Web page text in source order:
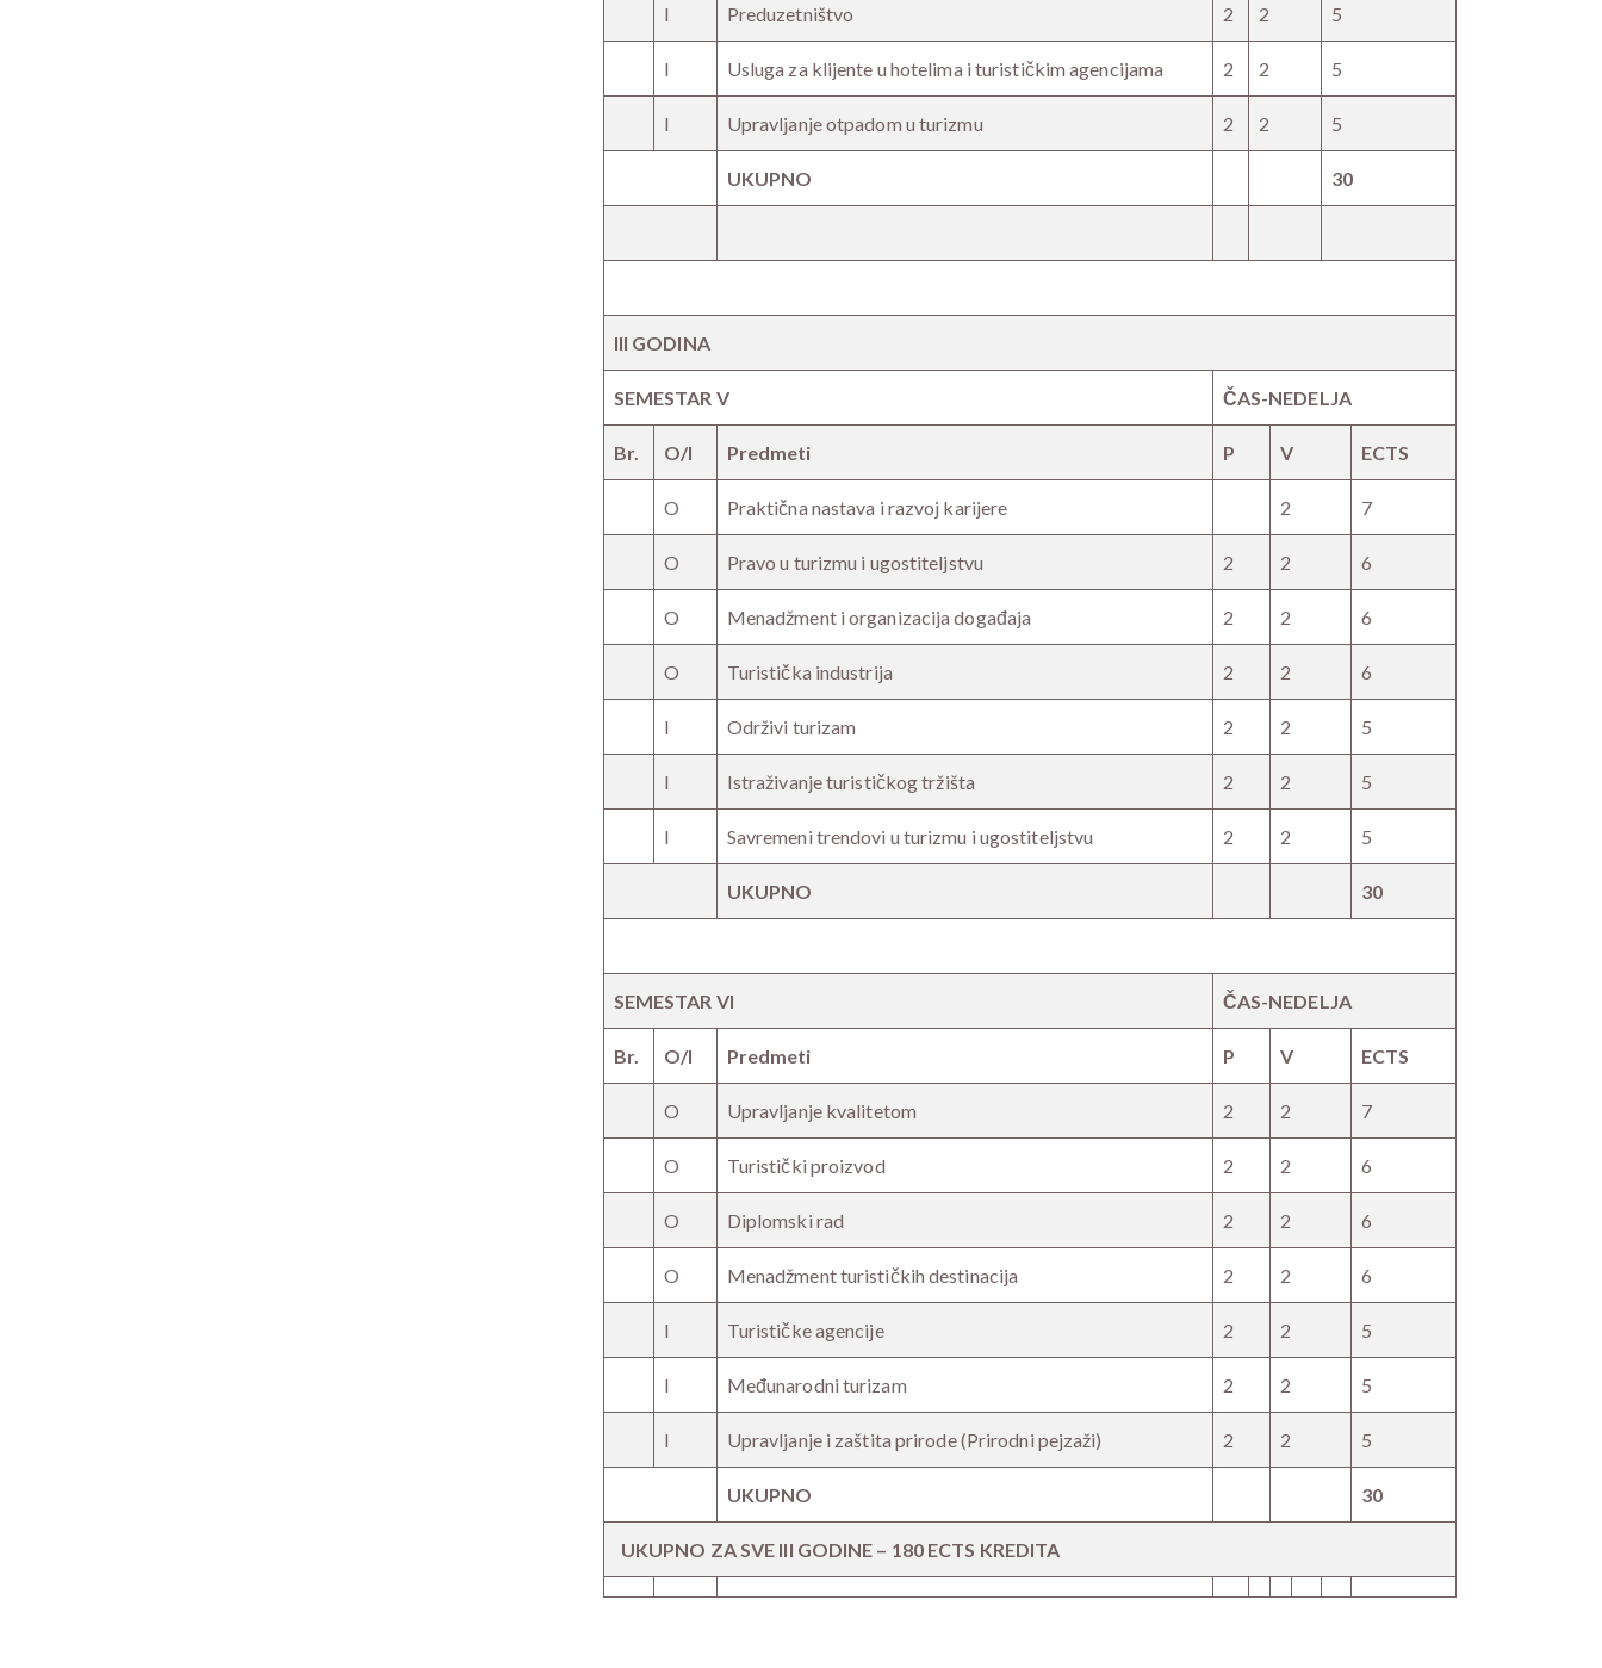
I Preduzetništvo 2 2 5
I Usluga za klijente u hotelima i turističkim agencijama 2 2 5
I Upravljanje otpadom u turizmu 2 2 5
UKUPNO 30
III GODINA
SEMESTAR V ČAS-NEDELJA
Br. O/I Predmeti P V ECTS
O Praktična nastava i razvoj karijere 2 7
O Pravo u turizmu i ugostiteljstvu 2 2 6
O Menadžment i organizacija događaja 2 2 6
O Turistička industrija 2 2 6
I Održivi turizam 2 2 5
I Istraživanje turističkog tržišta 2 2 5
I Savremeni trendovi u turizmu i ugostiteljstvu 2 2 5
UKUPNO 30
SEMESTAR VI ČAS-NEDELJA
Br. O/I Predmeti P V ECTS
O Upravljanje kvalitetom 2 2 7
O Turistički proizvod 2 2 6
O Diplomski rad 2 2 6
O Menadžment turističkih destinacija 2 2 6
I Turističke agencije 2 2 5
I Međunarodni turizam 2 2 5
I Upravljanje i zaštita prirode (Prirodni pejzaži) 2 2 5
UKUPNO 30
UKUPNO ZA SVE III GODINE – 180 ECTS KREDITA